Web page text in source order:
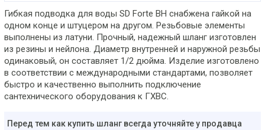
Гибкая подводка для воды SD Forte ВН снабжена гайкой на
одном конце и штуцером на другом. Резьбовые элементы
выполнены из латуни. Прочный, надежный шланг изготовлен
из резины и нейлона. Диаметр внутренней и наружной резьбы
одинаковый, он составляет 1/2 дюйма. Изделие изготовлено
в соответствии с международными стандартами, позволяет
быстро и качественно выполнить подключение
сантехнического оборудования к ГХВС.
Перед тем как купить шланг всегда уточняйте у продавца